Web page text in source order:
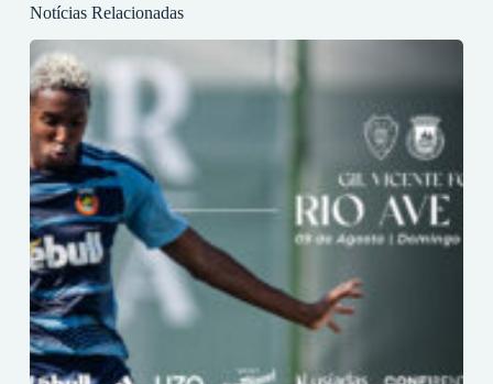
Notícias Relacionadas